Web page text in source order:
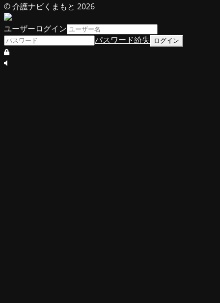
© 介護ナビくまもと 2026
ユーザーログイン
パスワード紛失